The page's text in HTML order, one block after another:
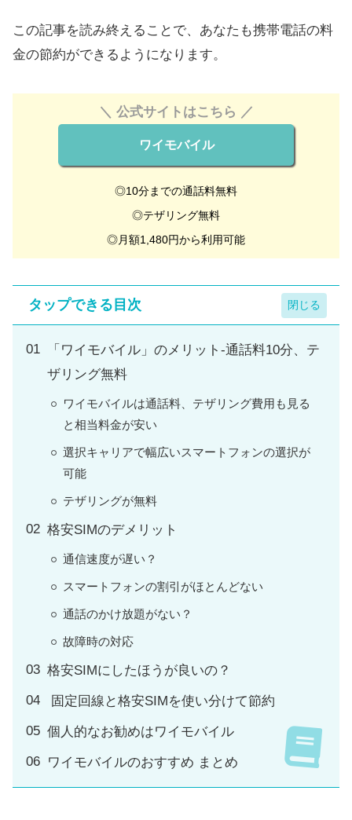
この記事を読み終えることで、あなたも携帯電話の料
金の節約ができるようになります。
＼ 公式サイトはこちら ／
ワイモバイル
◎10分までの通話料無料
◎テザリング無料
◎月額1,480円から利用可能
タップできる目次
「ワイモバイル」のメリット-通話料10分、テ
ザリング無料
ワイモバイルは通話料、テザリング費用も見る
と相当料金が安い
選択キャリアで幅広いスマートフォンの選択が
可能
テザリングが無料
格安SIMのデメリット
通信速度が遅い？
スマートフォンの割引がほとんどない
通話のかけ放題がない？
故障時の対応
格安SIMにしたほうが良いの？
固定回線と格安SIMを使い分けて節約
個人的なお勧めはワイモバイル
ワイモバイルのおすすめ まとめ